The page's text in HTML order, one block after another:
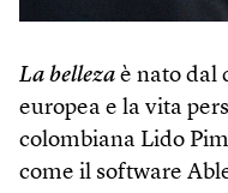
La belleza è nato dal
europea e la vita
colombiana Lido
come il software